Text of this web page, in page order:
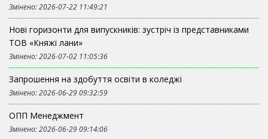
Змінено: 2026-07-22 11:49:21
Нові горизонти для випускників: зустріч із представниками
ТОВ «Княжі лани»
Змінено: 2026-07-02 11:05:36
Запрошення на здобуття освіти в коледжі
Змінено: 2026-06-29 09:32:59
ОПП Менеджмент
Змінено: 2026-06-29 09:14:06